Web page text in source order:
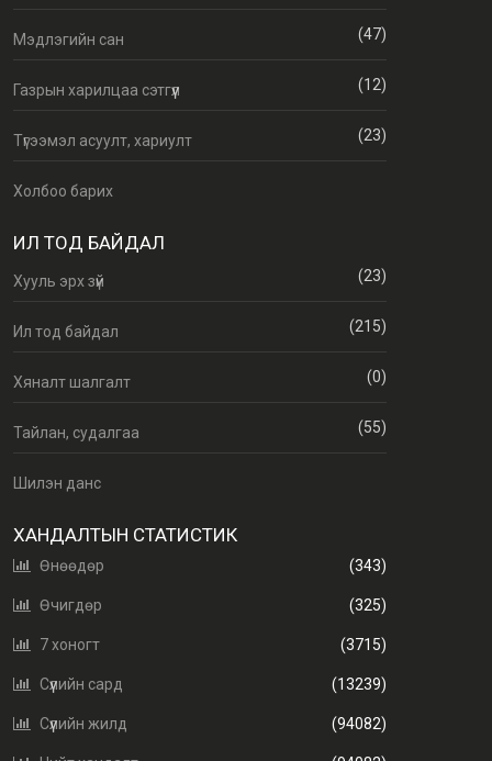
Мэдлэгийн сан (47)
Газрын харилцаа сэтгүүл (12)
Түгээмэл асуулт, хариулт (23)
Холбоо барих
ИЛ ТОД БАЙДАЛ
Хууль эрх зүй (23)
Ил тод байдал (215)
Хяналт шалгалт (0)
Тайлан, судалгаа (55)
Шилэн данс
ХАНДАЛТЫН СТАТИСТИК
Өнөөдөр (343)
Өчигдөр (325)
7 хоногт (3715)
Сүүлийн сард (13239)
Сүүлийн жилд (94082)